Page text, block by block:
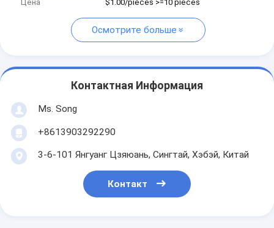
Цена $1.00/pieces >=10 pieces
Осмотрите больше
Контактная Информация
Ms. Song
+8613903292290
3-6-101 Янгуанг Цзяюань, Сингтай, Хэбэй, Китай
Контакт